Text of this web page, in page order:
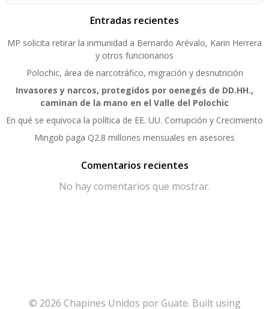
Entradas recientes
MP solicita retirar la inmunidad a Bernardo Arévalo, Karin Herrera
y otros funcionarios
Polochic, área de narcotráfico, migración y desnutrición
Invasores y narcos, protegidos por oenegés de DD.HH.,
caminan de la mano en el Valle del Polochic
En qué se equivoca la política de EE. UU. Corrupción y Crecimiento
Mingob paga Q2.8 millones mensuales en asesores
Comentarios recientes
No hay comentarios que mostrar.
© 2026 Chapines Unidos por Guate. Built using